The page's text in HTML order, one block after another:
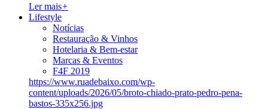
Ler mais+
Lifestyle
Notícias
Restauração & Vinhos
Hotelaria & Bem-estar
Marcas & Eventos
F4F 2019
https://www.ruadebaixo.com/wp-
content/uploads/2026/05/broto-chiado-prato-pedro-pena-
bastos-335x256.jpg